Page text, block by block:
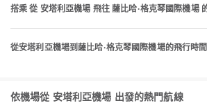
搭乘 從 安塔利亞機場 飛往 薩比哈·格克琴國際機場
從安塔利亞機場到薩比哈·格克琴國際機場的飛行時
依機場從 安塔利亞機場 出發的熱門航線